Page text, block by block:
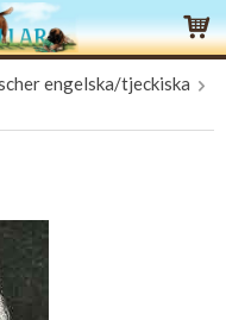
varukorgen
engelska/tjeckiska